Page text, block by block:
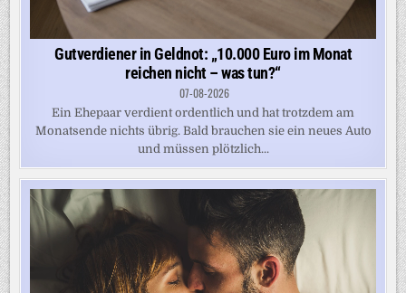
Gutverdiener in Geldnot: „10.000 Euro im Monat
reichen nicht – was tun?“
07-08-2026
Ein Ehepaar verdient ordentlich und hat trotzdem am
Monatsende nichts übrig. Bald brauchen sie ein neues Auto
und müssen plötzlich...